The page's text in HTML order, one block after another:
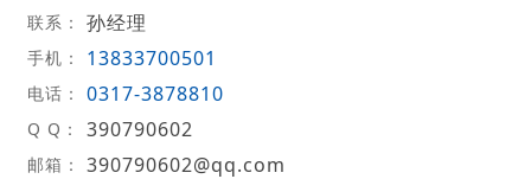
联系： 孙经理
手机： 13833700501
电话： 0317-3878810
Q Q： 390790602
邮箱： 390790602@qq.com